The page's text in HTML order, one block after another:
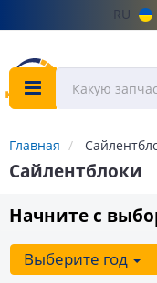
RU
Главная
Сайлентблоки
Начните с
Выберите год